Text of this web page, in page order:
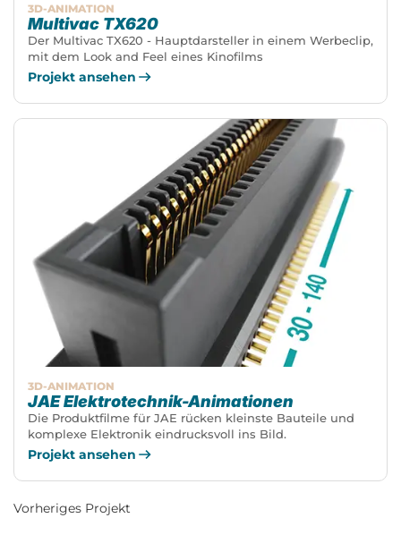
3D-ANIMATION
Multivac TX620
Der Multivac TX620 - Hauptdarsteller in einem Werbeclip,
mit dem Look and Feel eines Kinofilms
Projekt ansehen
3D-ANIMATION
JAE Elektrotechnik-Animationen
Die Produktfilme für JAE rücken kleinste Bauteile und
komplexe Elektronik eindrucksvoll ins Bild.
Projekt ansehen
Vorheriges Projekt